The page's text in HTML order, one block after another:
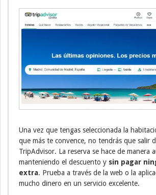
Una vez que tengas seleccionada la
que más te convence, no tendrás que salir
TripAdvisor. La reserva se hace de manera
manteniendo el descuento y sin pagar
extra. Prueba a través de la web o la
mucho dinero en un servicio excelente.